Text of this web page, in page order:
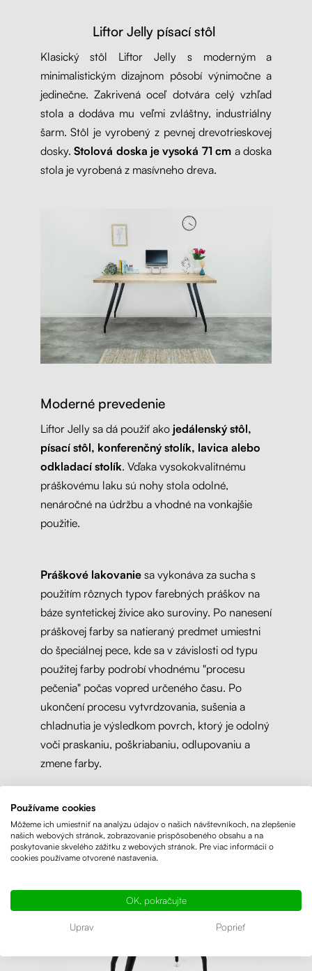
Liftor Jelly písací stôl
Klasický stôl Liftor Jelly s moderným a
minimalistickým dizajnom pôsobí výnimočne a
jedinečne. Zakrivená oceľ dotvára celý vzhľad
stola a dodáva mu veľmi zvláštny, industriálny
šarm. Stôl je vyrobený z pevnej drevotrieskovej
dosky. Stolová doska je vysoká 71 cm a doska
stola je vyrobená z masívneho dreva.
Moderné prevedenie
Liftor Jelly sa dá použiť ako jedálenský stôl,
písací stôl, konferenčný stolík, lavica alebo
odkladací stolík. Vďaka vysokokvalitnému
práškovému laku sú nohy stola odolné,
nenáročné na údržbu a vhodné na vonkajšie
použitie.
Práškové lakovaniesa vykonáva za sucha s
použitím rôznych typov farebných práškov na
báze syntetickej živice ako suroviny. Po nanesení
práškovej farby sa natieraný predmet umiestni
do špeciálnej pece, kde sa v závislosti od typu
použitej farby podrobí vhodnému "procesu
pečenia" počas vopred určeného času. Po
ukončení procesu vytvrdzovania, sušenia a
chladnutia je výsledkom povrch, ktorý je odolný
voči praskaniu, poškriabaniu, odlupovaniu a
zmene farby.
Používame cookies
Môžeme ich umiestniť na analýzu údajov o našich návštevníkoch, na zlepšenie
našich webových stránok, zobrazovanie prispôsobeného obsahu a na
poskytovanie skvelého zážitku z webových stránok. Pre viac informácií o
cookies používame otvorené nastavenia.
OK, pokračujte
Uprav Poprieť